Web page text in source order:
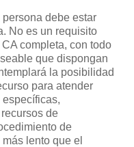
debe estar
No es un requisito
completa, con todo
que dispongan
la posibilidad
para atender
de
de
lento que el